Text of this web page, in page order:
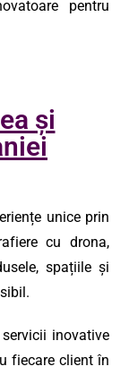
pentru
și
unice prin
cu drona,
spațiile și
inovative
fiecare client în